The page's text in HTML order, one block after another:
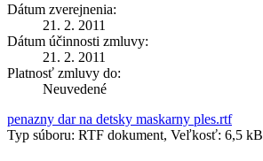
Dátum zverejnenia:
21. 2. 2011
Dátum účinnosti zmluvy:
21. 2. 2011
Platnosť zmluvy do:
Neuvedené
penazny dar na detsky maskarny ples.rtf
Typ súboru: RTF dokument, Veľkosť: 6,5 kB